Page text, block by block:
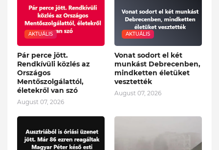
AKTUÁLIS
Pár perce jött.
Rendkívüli közlés az
Országos
Mentőszolgálattól,
életekről van szó
August 07, 2026
AKTUÁLIS
Vonat sodort el két
munkást Debrecenben,
mindketten életüket
vesztették
August 07, 2026